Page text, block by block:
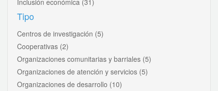
Tipo
Centros de investigación (5)
Cooperativas (2)
Organizaciones comunitarias y barriales (5)
Organizaciones de atención y servicios (5)
Organizaciones de desarrollo (10)